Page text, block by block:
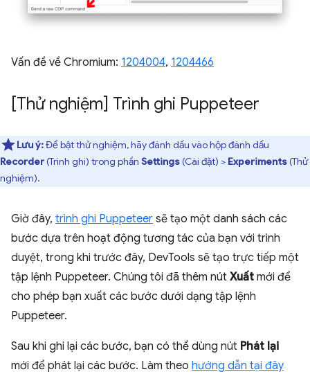
Vấn đề về Chromium: 1204004, 1204466
[Thử nghiệm] Trình ghi Puppeteer
Lưu ý:Để bật thử nghiệm, hãy đánh dấu vào hộp đánh dấu
Recorder(Trình ghi) trong phần Settings(Cài đặt) > Experiments(Thử
nghiệm).
Giờ đây, trình ghi Puppeteer sẽ tạo một danh sách các
bước dựa trên hoạt động tương tác của bạn với trình
duyệt, trong khi trước đây, DevTools sẽ tạo trực tiếp một
tập lệnh Puppeteer. Chúng tôi đã thêm nút Xuất mới để
cho phép bạn xuất các bước dưới dạng tập lệnh
Puppeteer.
Sau khi ghi lại các bước, bạn có thể dùng nút Phát lại
mới để phát lại các bước. Làm theo hướng dẫn tại đây